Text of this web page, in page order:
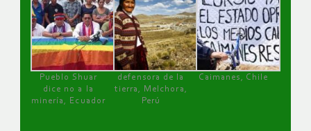
Pueblo Shuar
dice no a la
minería, Ecuador
defensora de la
tierra, Melchora,
Perú
Caimanes, Chile